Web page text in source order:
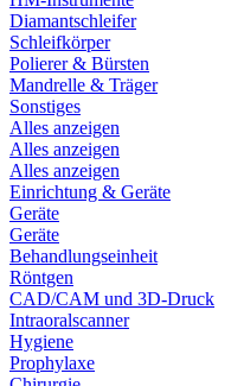
Diamantschleifer
Schleifkörper
Polierer & Bürsten
Mandrelle & Träger
Sonstiges
Alles anzeigen
Alles anzeigen
Alles anzeigen
Einrichtung & Geräte
Geräte
Geräte
Behandlungseinheit
Röntgen
CAD/CAM und 3D-Druck
Intraoralscanner
Hygiene
Prophylaxe